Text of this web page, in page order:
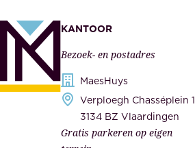
k
e
h
e
n
n
KANTOOR
Bezoek- en postadres
MaesHuys
Verploegh Chasséplein 1
3134 BZ Vlaardingen
Gratis parkeren op eigen